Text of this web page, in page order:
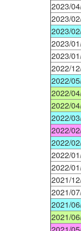
2023/
2023/
2023/
2023/
2023/
2022/
2022/
2022/
2022/
2022/
2022/
2022/
2022/
2022/
2021/
2021/
2021/
2021/